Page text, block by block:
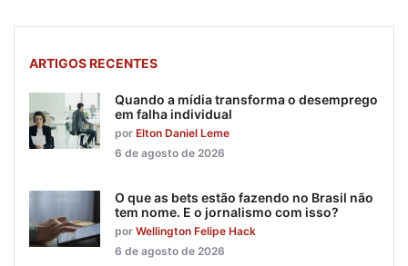
ARTIGOS RECENTES
Quando a mídia transforma o desemprego
em falha individual
por Elton Daniel Leme
6 de agosto de 2026
O que as bets estão fazendo no Brasil não
tem nome. E o jornalismo com isso?
por Wellington Felipe Hack
6 de agosto de 2026